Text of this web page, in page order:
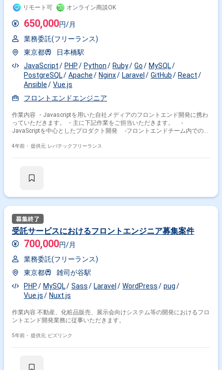
リモート可 オンライン商談OK
650,000円/月
業務委託(フリーランス)
東京都
日本橋駅
JavaScript
PHP Python Ruby Go
MySQL
PostgreSQL
Apache Nginx Laravel GitHub
React
Ansible
Vue.js
フロントエンドエンジニア
作業内容 ・Javascriptを用いた自社メディアのフロントエンド開発に携わ
っていただきます。 ・主に下記作業をご担当いただきます。 ‐
JavaScriptを中心としたプロダクト開発 ‐フロントエンドチーム内での担
実施 ‐バックエンド含むチームメンバーが開発できるようにドキュメン
4年前・ 提供元: レバテックフリーランス
受託サービスにおけるフロントエンジニア募集案件
700,000円/月
業務委託(フリーランス)
東京都
雑司が谷駅
PHP
MySQL Sass Laravel WordPress
pug
Vue.js
Nuxt.js
作業内容 不動産、化粧品販売、展示会向けシステム等の開発におけるフロ
ントエンド開発業務に従事いただきます。
5年前・ 提供元: ビズリンク